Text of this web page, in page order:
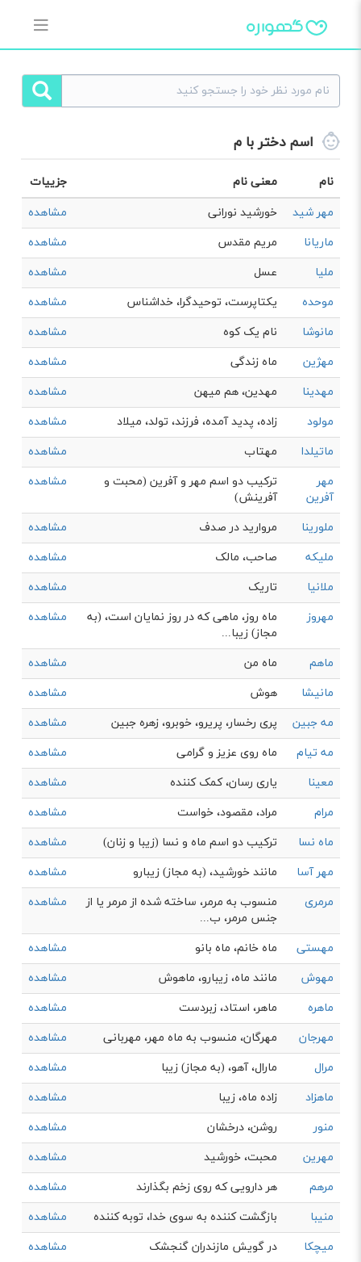
اسم دختر با م
نام معنی نام
جزییات
مهر شید
خورشید نورانی
مشاهده
ماریانا
مريم مقدس
مشاهده
ملیا
عسل
مشاهده
موحده
یکتاپرست، توحیدگرا، خداشناس
مشاهده
مانوشا
نام یک کوه
مشاهده
مهژین
ماه زندگی
مشاهده
مهدینا
مهدین، هم میهن
مشاهده
مولود
زاده، پدید آمده، فرزند، تولد، میلاد
مشاهده
ماتیلدا
مهتاب
مشاهده
مهر
آفرین
ترکیب دو اسم مهر و آفرین (محبت و
آفرینش)
مشاهده
ملورینا مروارید در صدف
مشاهده
ملیکه
صاحب، مالک
مشاهده
ملانیا
تاریک
مشاهده
مهروز
ماه روز، ماهی كه در روز نمايان است، (به
مجاز) زيبا...
مشاهده
ماهم ماه من
مشاهده
مانیشا
هوش
مشاهده
مه جبین
پری رخسار، پریرو، خوبرو، زهره جبین
مشاهده
مه تیام
ماه روی عزیز و گرامی
مشاهده
معینا
یاری رسان، کمک کننده
مشاهده
مرام
مراد، مقصود، خواست
مشاهده
ماه نسا
ترکیب دو اسم ماه و نسا (زیبا و زنان)
مشاهده
مهر آسا
مانند خورشید، (به مجاز) زيبارو
مشاهده
مرمری
منسوب به مرمر، ساخته شده از مرمر يا از
جنس مرمر، ب...
مشاهده
مهستی ماه خانم، ماه بانو
مشاهده
مهوش
مانند ماه، زیبارو، ماهوش
مشاهده
ماهره
ماهر، استاد، زبردست
مشاهده
مهرجان
مهرگان، منسوب به ماه مهر، مهربانی
مشاهده
مرال
مارال، آهو، (به مجاز) زیبا
مشاهده
ماهزاد
زاده ماه، زیبا
مشاهده
منور
روشن، درخشان
مشاهده
مهرین
محبت، خورشید
مشاهده
مرهم
هر دارویی که روی زخم بگذارند
مشاهده
منیبا
بازگشت کننده به سوی خدا، توبه کننده
مشاهده
میچکا
در گویش مازندران گنجشک
مشاهده